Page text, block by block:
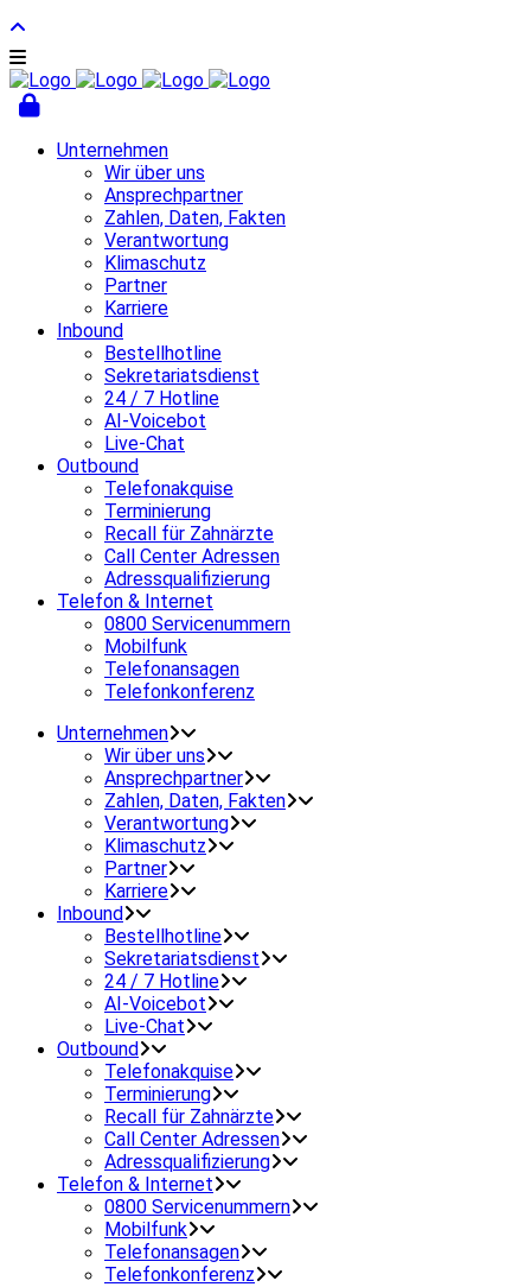
Unternehmen
Wir über uns
Ansprechpartner
Zahlen, Daten, Fakten
Verantwortung
Klimaschutz
Partner
Karriere
Inbound
Bestellhotline
Sekretariatsdienst
24 / 7 Hotline
AI-Voicebot
Live-Chat
Outbound
Telefonakquise
Terminierung
Recall für Zahnärzte
Call Center Adressen
Adressqualifizierung
Telefon & Internet
0800 Servicenummern
Mobilfunk
Telefonansagen
Telefonkonferenz
Unternehmen
Wir über uns
Ansprechpartner
Zahlen, Daten, Fakten
Verantwortung
Klimaschutz
Partner
Karriere
Inbound
Bestellhotline
Sekretariatsdienst
24 / 7 Hotline
AI-Voicebot
Live-Chat
Outbound
Telefonakquise
Terminierung
Recall für Zahnärzte
Call Center Adressen
Adressqualifizierung
Telefon & Internet
0800 Servicenummern
Mobilfunk
Telefonansagen
Telefonkonferenz